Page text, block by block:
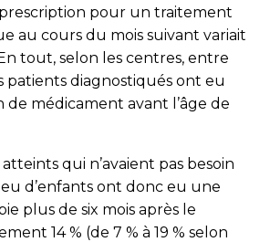
pour un traitement
au cours du mois suivant variait
tout, selon les centres, entre
patients diagnostiqués ont eu
médicament avant l’âge de
qui n’avaient pas besoin
d’enfants ont donc eu une
plus de six mois après le
14 % (de 7 % à 19 % selon